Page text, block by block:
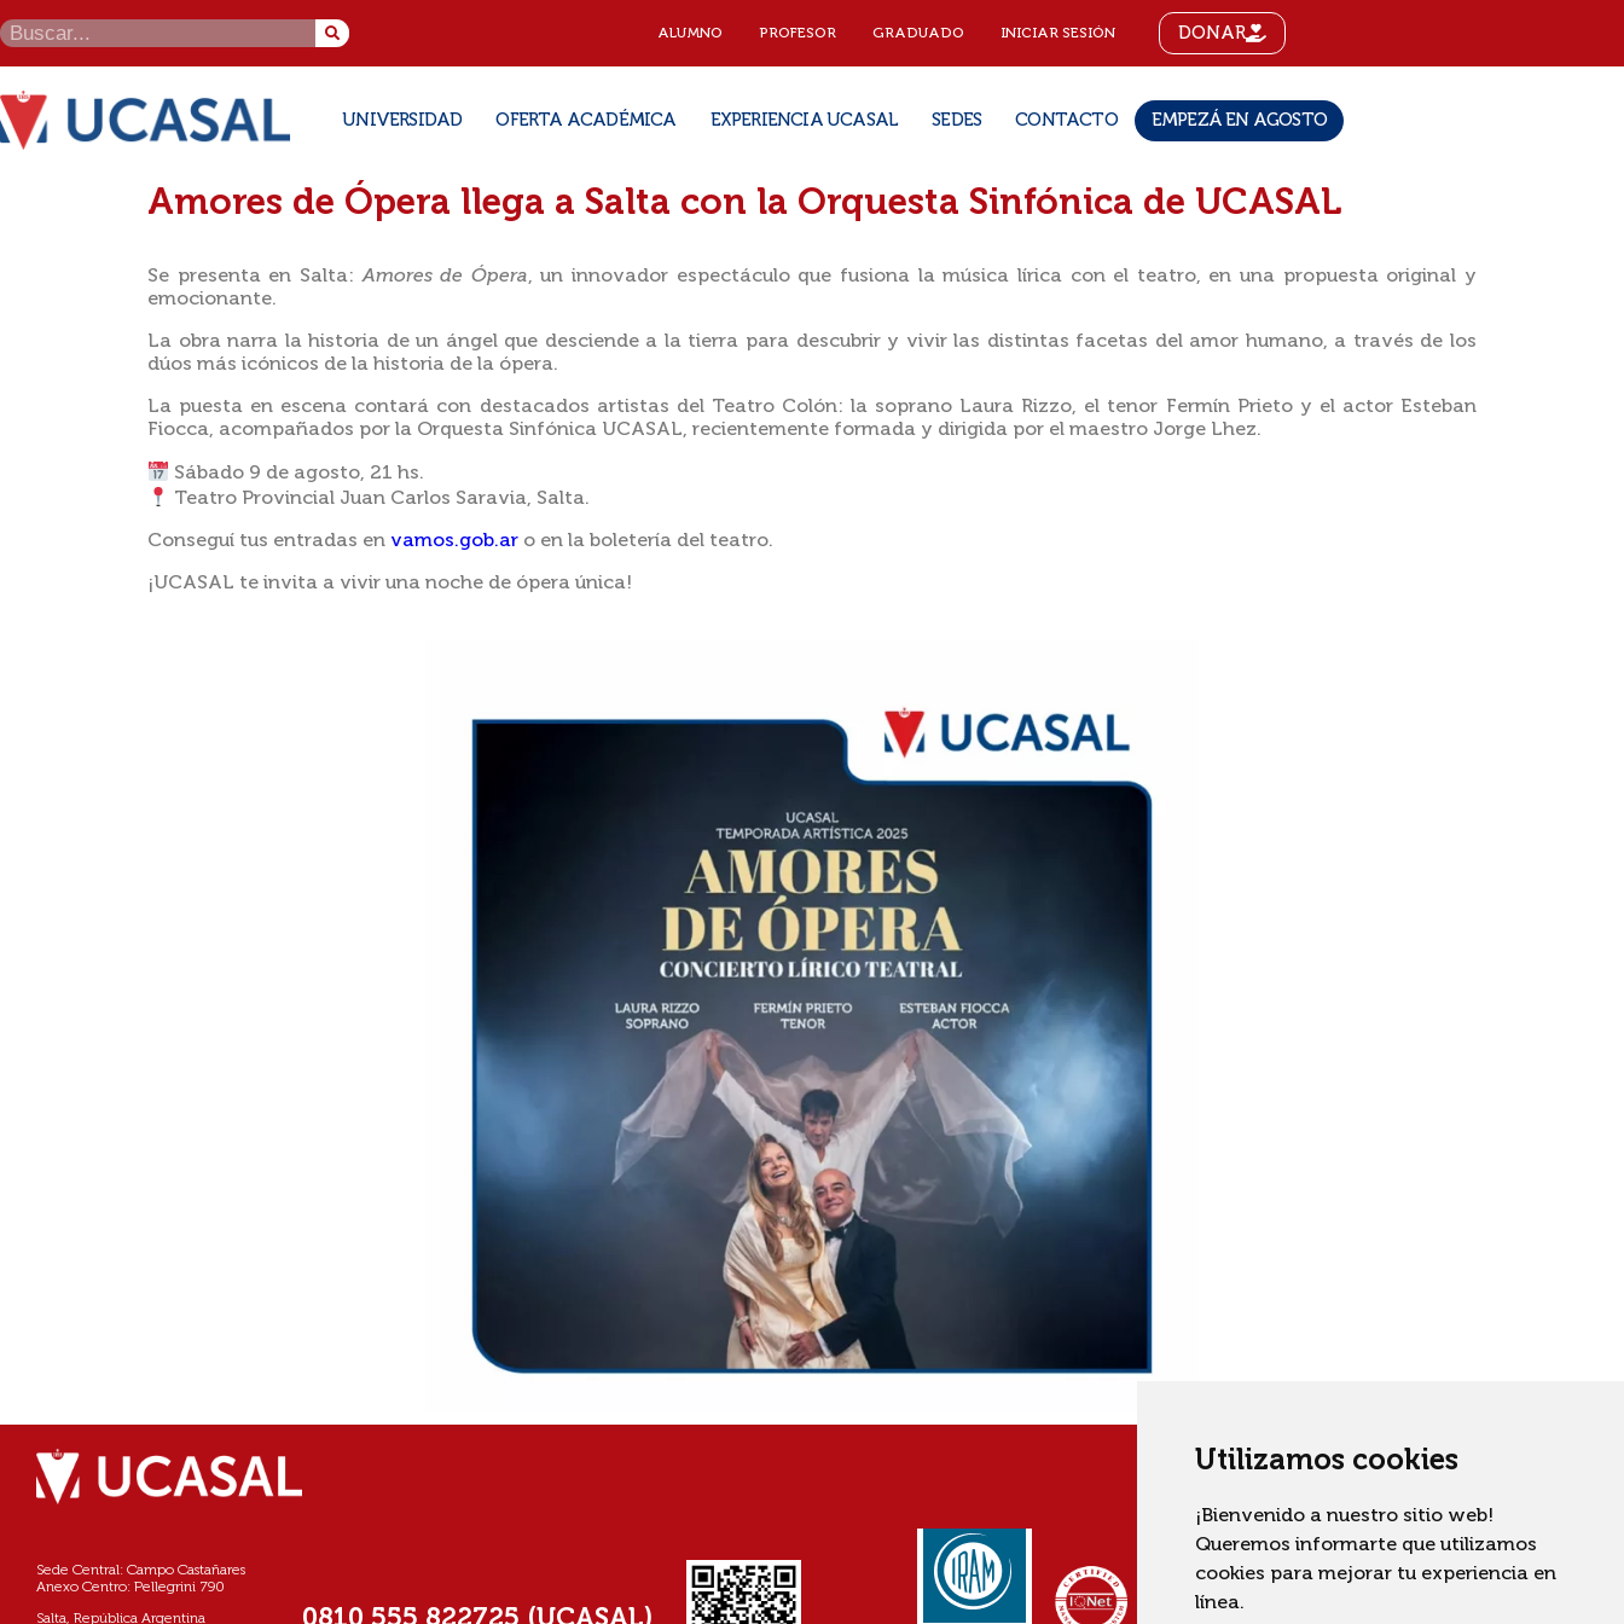
Utilizamos cookies
¡Bienvenido a nuestro sitio web!
Queremos informarte que utilizamos
cookies para mejorar tu experiencia en
línea.
ALUMNO PROFESOR GRADUADO INICIAR SESIÓN DONAR
UNIVERSIDAD OFERTA ACADÉMICA EXPERIENCIA UCASAL SEDES CONTACTO EMPEZÁ EN AGOSTO
Amores de Ópera llega a Salta con la Orquesta Sinfónica de UCASAL
Se presenta en Salta:Amores de Ópera, un innovador espectáculo que fusiona la música lírica con el teatro, en una propuesta original y
emocionante.
La obra narra la historia de un ángel que desciende a la tierra para descubrir y vivir las distintas facetas del amor humano, a través de los
dúos más icónicos de la historia de la ópera.
La puesta en escena contará con destacados artistas del Teatro Colón: la soprano Laura Rizzo, el tenor Fermín Prieto y el actor Esteban
Fiocca, acompañados por la Orquesta Sinfónica UCASAL, recientemente formada y dirigida por el maestro Jorge Lhez.
Sábado 9 de agosto, 21 hs.
Teatro Provincial Juan Carlos Saravia, Salta.
Conseguí tus entradas en vamos.gob.ar o en la boletería del teatro.
¡UCASAL te invita a vivir una noche de ópera única!
Sede Central: Campo Castañares
Anexo Centro: Pellegrini 790
Salta, República Argentina